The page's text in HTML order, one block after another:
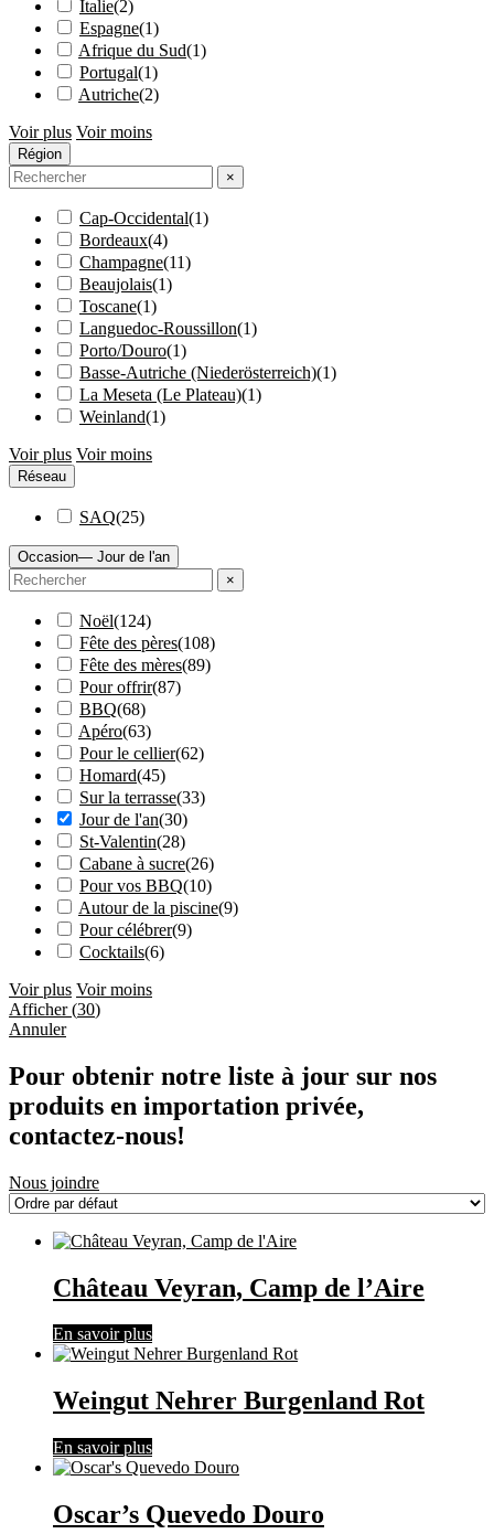
Italie(2)
Espagne(1)
Afrique du Sud(1)
Portugal(1)
Autriche(2)
Voir plus Voir moins
Région
×
Cap-Occidental(1)
Bordeaux(4)
Champagne(11)
Beaujolais(1)
Toscane(1)
Languedoc-Roussillon(1)
Porto/Douro(1)
Basse-Autriche (Niederösterreich)(1)
La Meseta (Le Plateau)(1)
Weinland(1)
Voir plus Voir moins
Réseau
SAQ(25)
Occasion— Jour de l'an
×
Noël(124)
Fête des pères(108)
Fête des mères(89)
Pour offrir(87)
BBQ(68)
Apéro(63)
Pour le cellier(62)
Homard(45)
Sur la terrasse(33)
Jour de l'an(30)
St-Valentin(28)
Cabane à sucre(26)
Pour vos BBQ(10)
Autour de la piscine(9)
Pour célébrer(9)
Cocktails(6)
Voir plus Voir moins
Afficher(30)
Annuler
Pour obtenir notre liste à jour sur nos
produits en importation privée,
contactez-nous!
Nous joindre
Château Veyran, Camp de l’Aire
En savoir plus
Weingut Nehrer Burgenland Rot
En savoir plus
Oscar’s Quevedo Douro